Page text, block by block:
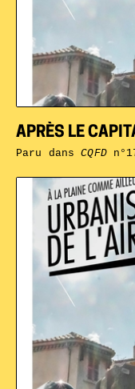
APRÈS LE
Paru dansCQFD